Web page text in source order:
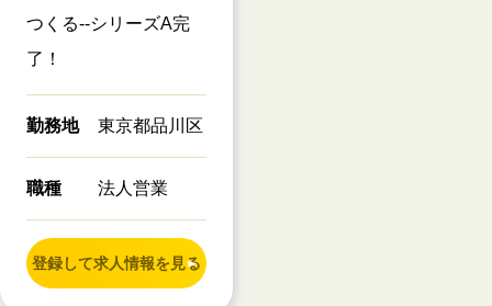
つくる--シリーズA完
了！
勤務地 東京都品川区
職種 法人営業
登録して求人情報を見る